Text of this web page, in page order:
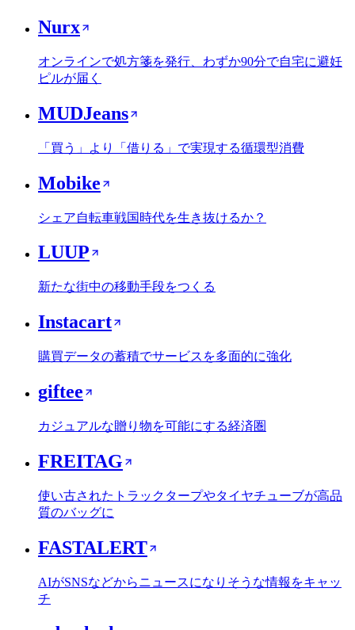
Nurx
オンラインで処方箋を発行、わずか90分で自宅に避妊
ピルが届く
MUDJeans
「買う」より「借りる」で実現する循環型消費
Mobike
シェア自転車戦国時代を生き抜けるか？
LUUP
新たな街中の移動手段をつくる
Instacart
購買データの蓄積でサービスを多面的に強化
giftee
カジュアルな贈り物を可能にする経済圏
FREITAG
使い古されたトラックタープやタイヤチューブが高品
質のバッグに
FASTALERT
AIがSNSなどからニュースになりそうな情報をキャッ
チ